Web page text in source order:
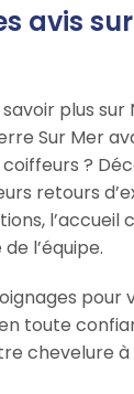
avis
plus sur
Sur Mer
?
retours
l’accueil
l’équipe.
pour
toute
chevelure